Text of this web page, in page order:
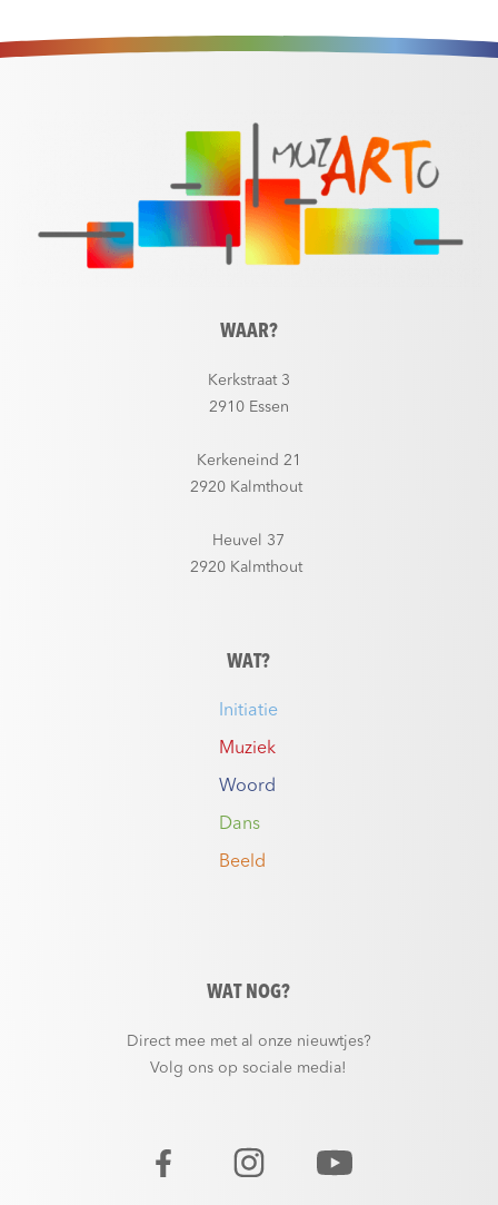
WAAR?
Kerkstraat 3
2910 Essen
Kerkeneind 21
2920 Kalmthout
Heuvel 37
2920 Kalmthout
WAT?
Initiatie
Muziek
Woord
Dans
Beeld
WAT NOG?
Direct mee met al onze nieuwtjes?
Volg ons op sociale media!